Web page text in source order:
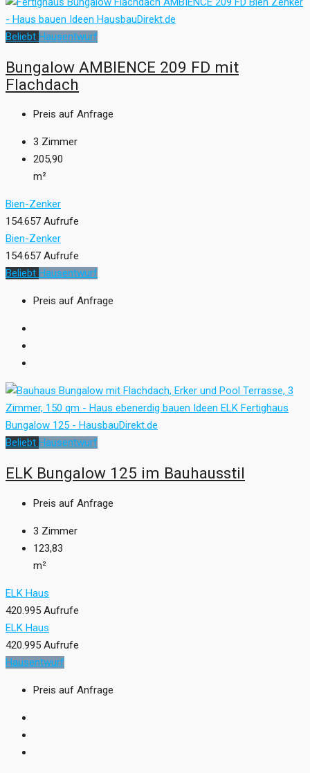
Beliebt Hausentwurf
Bungalow AMBIENCE 209 FD mit
Flachdach
Preis auf Anfrage
3 Zimmer
205,90
m²
Bien-Zenker
154.657 Aufrufe
Bien-Zenker
154.657 Aufrufe
Beliebt Hausentwurf
Preis auf Anfrage
Beliebt Hausentwurf
ELK Bungalow 125 im Bauhausstil
Preis auf Anfrage
3 Zimmer
123,83
m²
ELK Haus
420.995 Aufrufe
ELK Haus
420.995 Aufrufe
Hausentwurf
Preis auf Anfrage